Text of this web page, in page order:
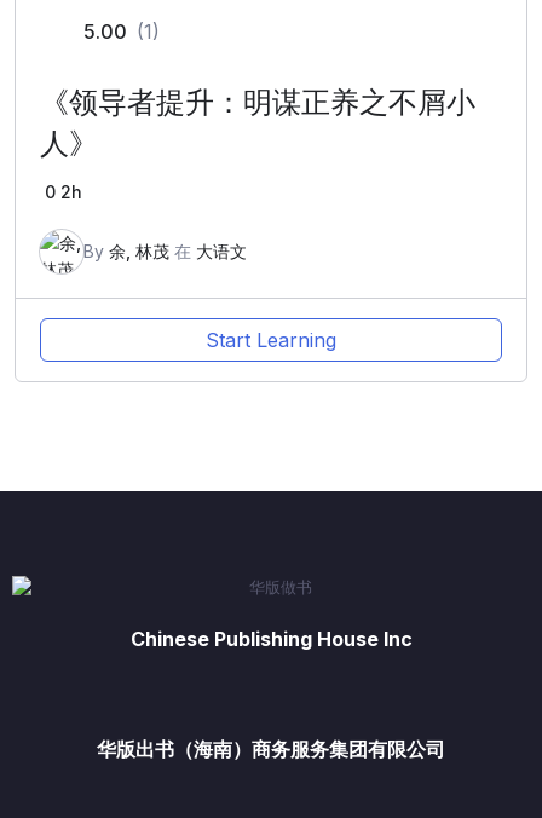
5.00 (1)
《领导者提升：明谋正养之不屑小
人》
0 2h
By 余, 林茂 在 大语文
Start Learning
Chinese Publishing House Inc
华版出书（海南）商务服务集团有限公司